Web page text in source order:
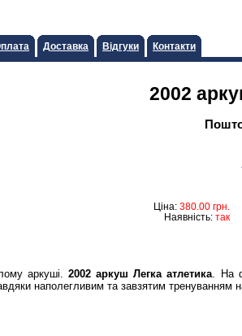
Доставка Відгуки Контакти
2002
Ціна: 380.00 грн.
Наявність: так
аркуші. 2002 аркуш Легка атлетика. На
наполегливим та завзятим